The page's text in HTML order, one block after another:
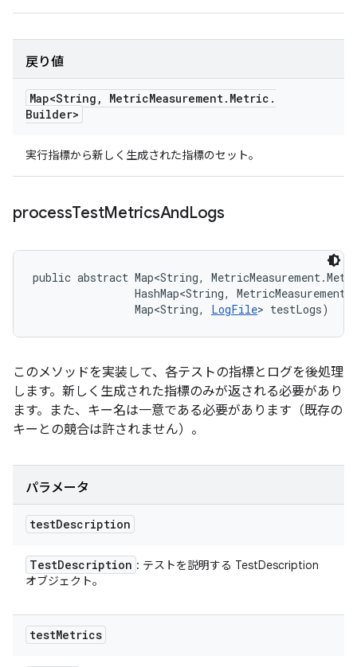
戻り値
Map<String , MetricMeasurement. Metric .
Builder>
実行指標から新しく生成された指標のセット。
processTestMetricsAndLogs
public abstract Map<String,
HashMap<String,
                Map<String,
LogFile> testLogs)
このメソッドを実装して、各テストの指標とログを後処理
します。新しく生成された指標のみが返される必要があり
ます。また、キー名は一意である必要があります（既存の
キーとの競合は許されません）。
パラメータ
testDescription
TestDescription : テストを説明する TestDescription
オブジェクト。
testMetrics